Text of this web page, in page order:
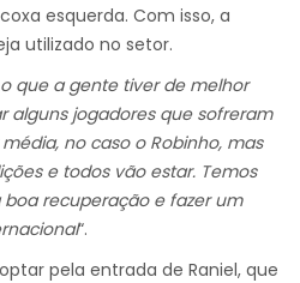
esquerda. Com isso, a
utilizado no setor.
que a gente tiver de melhor
alguns jogadores que sofreram
no caso o Robinho, mas
e todos vão estar. Temos
recuperação e fazer um
“.
pela entrada de Raniel, que